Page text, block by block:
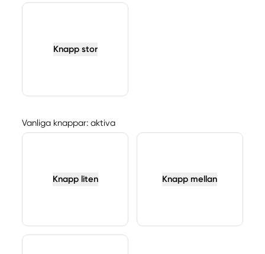
Knapp stor
Vanliga knappar: aktiva
Knapp liten Knapp mellan